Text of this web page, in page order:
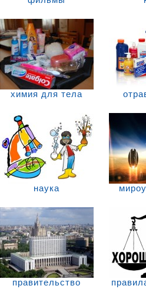
химия для тела
наука
правительство